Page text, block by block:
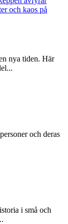
nya tiden. Här
och deras
i små och